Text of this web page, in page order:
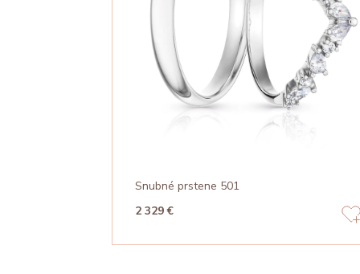
Snubné prstene 501
2 329 €